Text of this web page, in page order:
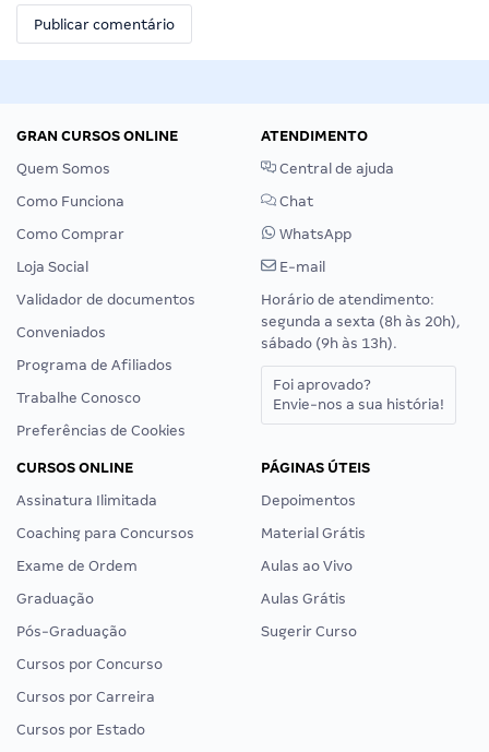
GRAN CURSOS ONLINE
Quem Somos
Como Funciona
Como Comprar
Loja Social
Validador de documentos
Conveniados
Programa de Afiliados
Trabalhe Conosco
Preferências de Cookies
ATENDIMENTO
Central de ajuda
Chat
WhatsApp
E-mail
Horário de atendimento:
segunda a sexta (8h às 20h),
sábado (9h às 13h).
Foi aprovado?
Envie-nos a sua história!
CURSOS ONLINE
Assinatura Ilimitada
Coaching para Concursos
Exame de Ordem
Graduação
Pós-Graduação
Cursos por Concurso
Cursos por Carreira
Cursos por Estado
PÁGINAS ÚTEIS
Depoimentos
Material Grátis
Aulas ao Vivo
Aulas Grátis
Sugerir Curso